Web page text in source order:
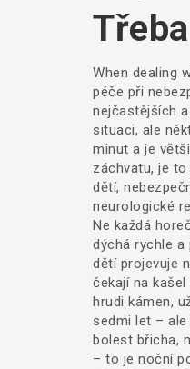
When dealing
péče při
nejčastějších
situaci, ale
minut a je
záchvatu, je
dětí,
neurologické
Ne každá
dýchá rychle a
dětí projevuje
čekají na
hrudi kámen,
sedmi let –
bolest břicha,
– to je noční